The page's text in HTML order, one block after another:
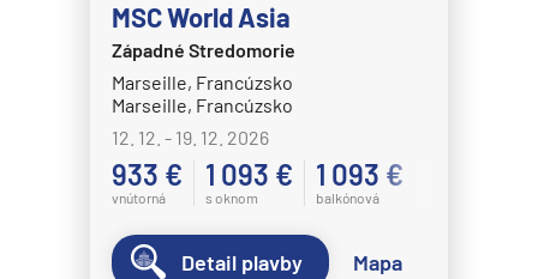
MSC World Asia
Západné Stredomorie
Marseille, Francúzsko
Marseille, Francúzsko
12. 12. - 19. 12. 2026
933 €
vnútorná
1 093 €
s oknom
1 093 €
balkónová
Detail plavby Mapa